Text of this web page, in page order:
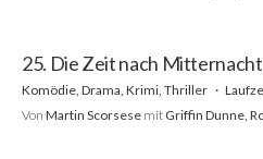
25. Die Zeit nach Mitternacht
Komödie, Drama, Krimi, Thriller
Von Martin Scorsese mit Griffin Dunne,